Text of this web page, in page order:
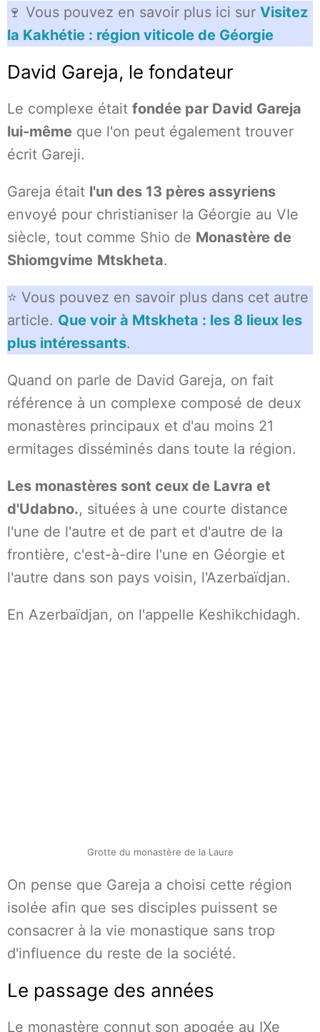
🍷 Vous pouvez en savoir plus ici sur Visitez
la Kakhétie : région viticole de Géorgie
David Gareja, le fondateur
Le complexe était fondée par David Gareja
lui-même que l'on peut également trouver
écrit Gareji.
Gareja était l'un des 13 pères assyriens
envoyé pour christianiser la Géorgie au VIe
siècle, tout comme Shio de Monastère de
Shiomgvime Mtskheta.
⭐ Vous pouvez en savoir plus dans cet autre
article. Que voir à Mtskheta : les 8 lieux les
plus intéressants.
Quand on parle de David Gareja, on fait
référence à un complexe composé de deux
monastères principaux et d'au moins 21
ermitages disséminés dans toute la région.
Les monastères sont ceux de Lavra et
d'Udabno., situées à une courte distance
l'une de l'autre et de part et d'autre de la
frontière, c'est-à-dire l'une en Géorgie et
l'autre dans son pays voisin, l'Azerbaïdjan.
En Azerbaïdjan, on l'appelle Keshikchidagh.
Grotte du monastère de la Laure
On pense que Gareja a choisi cette région
isolée afin que ses disciples puissent se
consacrer à la vie monastique sans trop
d'influence du reste de la société.
Le passage des années
Le monastère connut son apogée au IXe